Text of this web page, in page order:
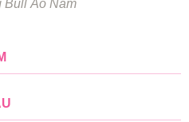
Bull Áo Nằm